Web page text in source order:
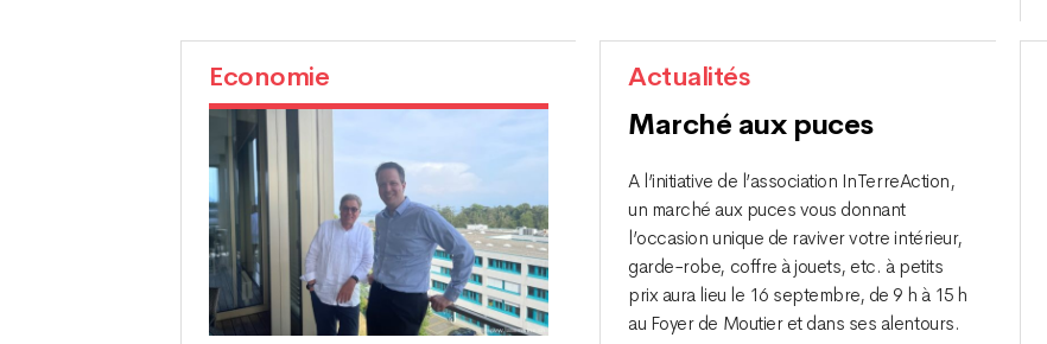
Economie Actualités
Marché aux puces
A l’initiative de l’association InTerreAction,
un marché aux puces vous donnant
l’occasion unique de raviver votre intérieur,
garde-robe, coffre à jouets, etc. à petits
prix aura lieu le 16 septembre, de 9 h à 15 h
au Foyer de Moutier et dans ses alentours.